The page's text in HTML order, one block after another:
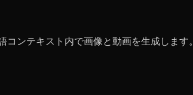
ンテキスト内で画像と動画を生成します。